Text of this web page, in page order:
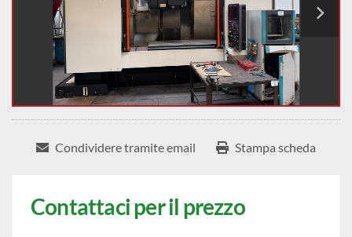
Condividere tramite email Stampa scheda
Contattaci per il prezzo